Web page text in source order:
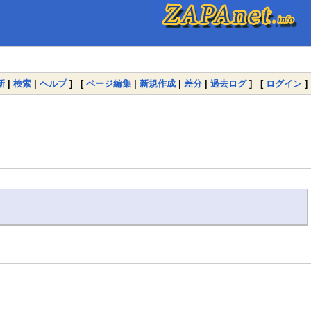
| 検索 | ヘルプ] [ ページ編集 | 新規作成 | 差分 | 過去ログ] [ ログイン ]